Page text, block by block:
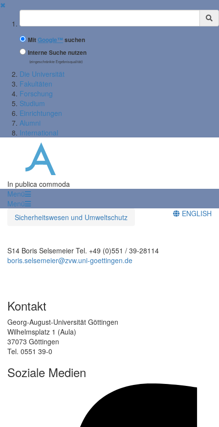
✖
Suchbegriff
MitGoogle™ suchen
Interne Suche nutzen
(eingeschränkte Ergebnisqualität)
Die Universität
Fakultäten
Forschung
Studium
Einrichtungen
Alumni
International
In publica commoda
Menü
Menü
Sicherheitswesen und Umweltschutz
ENGLISH
S14 Boris Selsemeier Tel. +49 (0)551 / 39-28114
boris.selsemeier@zvw.uni-goettingen.de
Kontakt
Georg-August-Universität Göttingen
Wilhelmsplatz 1 (Aula)
37073 Göttingen
Tel. 0551 39-0
Soziale Medien